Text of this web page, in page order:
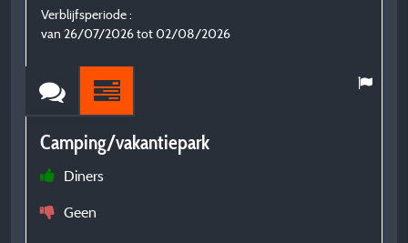
Verblijfsperiode :
van 26/07/2026 tot 02/08/2026
Camping/vakantiepark
Diners
Geen